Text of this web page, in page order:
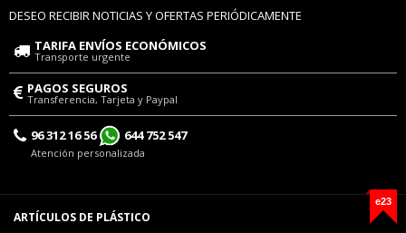
DESEO RECIBIR NOTICIAS Y OFERTAS PERIÓDICAMENTE
TARIFA ENVÍOS ECONÓMICOS
Transporte urgente
PAGOS SEGUROS
Transferencia, Tarjeta y Paypal
96 312 16 56 644 752 547
Atención personalizada
e23
ARTÍCULOS DE PLÁSTICO